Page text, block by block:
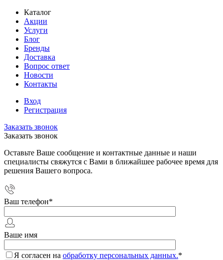
Каталог
Акции
Услуги
Блог
Бренды
Доставка
Вопрос ответ
Новости
Контакты
Вход
Регистрация
Заказать звонок
Заказать звонок
Оставьте Ваше сообщение и контактные данные и наши
специалисты свяжутся с Вами в ближайшее рабочее время для
решения Вашего вопроса.
Ваш телефон*
Ваше имя
Я согласен на обработку персональных данных.*